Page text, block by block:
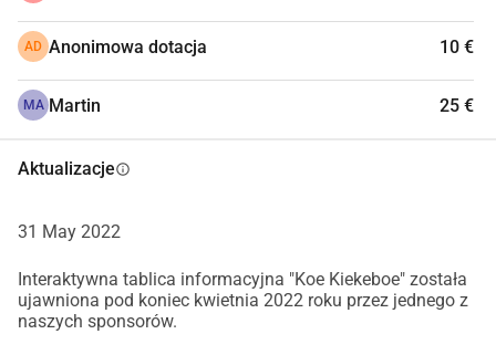
pory:
Schronienie dla koni; 3x6mtr
Ławki parkowe Lotus
Duży parasol z podstawą
Dla każdego zwierzęcia własna tablica
informacyjna
AD Anonimowa dotacja 10 €
MA Martin 25 €
Aktualizacjeinfo
31 May 2022
Interaktywna tablica informacyjna "Koe Kiekeboe" została
ujawniona pod koniec kwietnia 2022 roku przez jednego z
naszych sponsorów.